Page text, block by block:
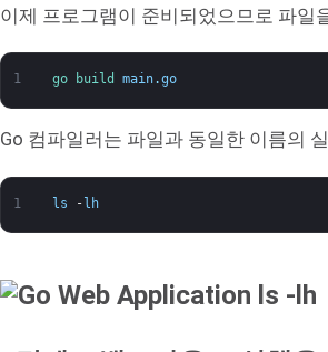
이제 프로그램이 준비되었으므로 파일
1 go build main.go
Go 컴파일러는 파일과 동일한 이름의
1 ls -lh